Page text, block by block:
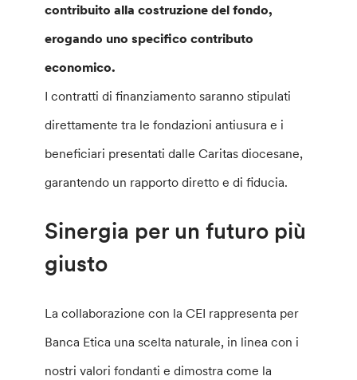
contribuito alla costruzione del fondo,
erogando uno specifico contributo
economico.
I contratti di finanziamento saranno stipulati
direttamente tra le fondazioni antiusura e i
beneficiari presentati dalle Caritas diocesane,
garantendo un rapporto diretto e di fiducia.
Sinergia per un futuro più
giusto
La collaborazione con la CEI rappresenta per
Banca Etica una scelta naturale, in linea con i
nostri valori fondanti e dimostra come la